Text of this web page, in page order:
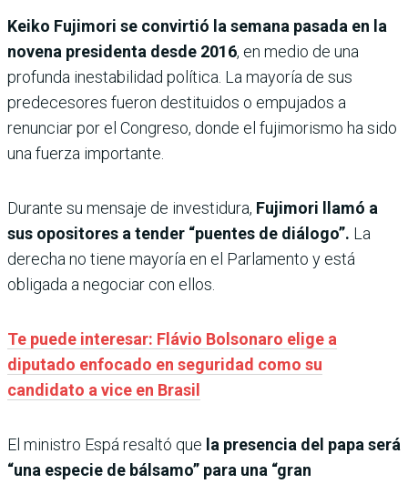
Keiko Fujimori se convirtió la semana pasada en la
novena presidenta desde 2016, en medio de una
profunda inestabilidad política. La mayoría de sus
predecesores fueron destituidos o empujados a
renunciar por el Congreso, donde el fujimorismo ha sido
una fuerza importante.
Durante su mensaje de investidura, Fujimori llamó a
sus opositores a tender “puentes de diálogo”. La
derecha no tiene mayoría en el Parlamento y está
obligada a negociar con ellos.
Te puede interesar: Flávio Bolsonaro elige a
diputado enfocado en seguridad como su
candidato a vice en Brasil
El ministro Espá resaltó que la presencia del papa será
“una especie de bálsamo” para una “gran